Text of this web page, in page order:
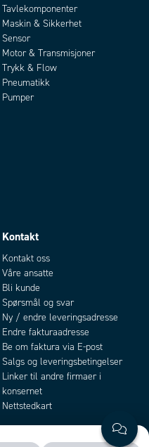
LED
3 bolter
Ja
Nei
12-24 V
Tavlekomponenter
Maskin & Sikkerhet
Sensor
Motor & Transmisjoner
Trykk & Flow
Pneumatikk
Pumper
Kontakt
Kontakt oss
Våre ansatte
Bli kunde
Spørsmål og svar
Ny / endre leveringsadresse
Endre fakturaadresse
Be om faktura via E-post
Salgs og leveringsbetingelser
Linker til andre firmaer i
konsernet
Nettstedkart